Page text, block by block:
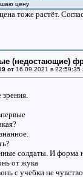
цену
тоже растёт.
(недостающие)
от16.09.2021 в 22:59:35
зрения.
солдаты. И форма
от жука
с учебки не